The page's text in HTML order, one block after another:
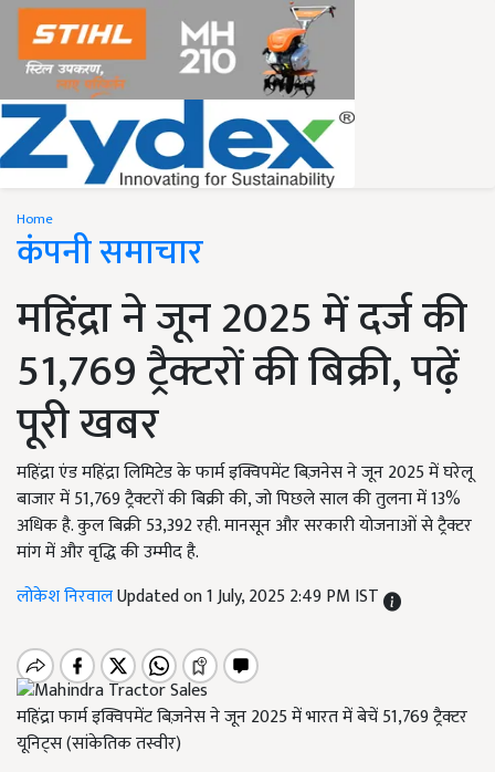
Home
कंपनी समाचार
महिंद्रा ने जून 2025 में दर्ज की
51,769 ट्रैक्टरों की बिक्री, पढ़ें
पूरी खबर
महिंद्रा एंड महिंद्रा लिमिटेड के फार्म इक्विपमेंट बिज़नेस ने जून 2025 में घरेलू
बाजार में 51,769 ट्रैक्टरों की बिक्री की, जो पिछले साल की तुलना में 13%
अधिक है. कुल बिक्री 53,392 रही. मानसून और सरकारी योजनाओं से ट्रैक्टर
मांग में और वृद्धि की उम्मीद है.
लोकेश निरवालUpdated on 1 July, 2025 2:49 PM IST
महिंद्रा फार्म इक्विपमेंट बिज़नेस ने जून 2025 में भारत में बेचें 51,769 ट्रैक्टर
यूनिट्स (सांकेतिक तस्वीर)